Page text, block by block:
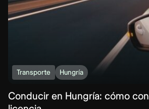
Transporte Hungría
Conducir en Hungría: cómo